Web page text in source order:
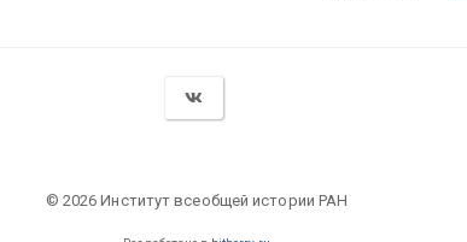
© 2026 Институт всеобщей истории РАН